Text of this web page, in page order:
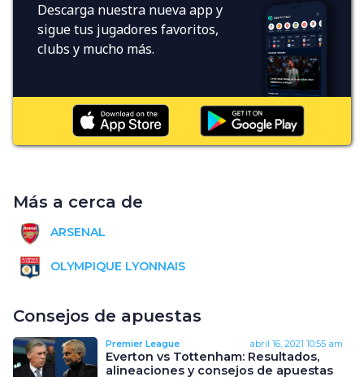
Descarga nuestra nueva app y
sigue tus jugadores favoritos,
clubs y mucho más.
Más a cerca de
ARSENAL
OLYMPIQUE LYONNAIS
Consejos de apuestas
Premier League abril 16, 2021 10:55 am
Everton vs Tottenham: Resultados,
alineaciones y consejos de apuestas